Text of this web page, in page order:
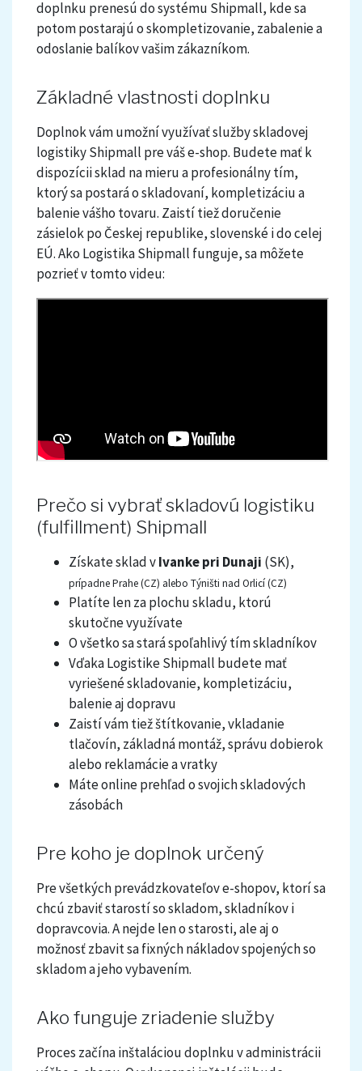
doplnku prenesú do systému Shipmall, kde sa
potom postarajú o skompletizovanie, zabalenie a
odoslanie balíkov vašim zákazníkom.
Základné vlastnosti doplnku
Doplnok vám umožní využívať služby skladovej
logistiky Shipmall pre váš e-shop. Budete mať k
dispozícii sklad na mieru a profesionálny tím,
ktorý sa postará o skladovaní, kompletizáciu a
balenie vášho tovaru. Zaistí tiež doručenie
zásielok po Českej republike, slovenské i do celej
EÚ. Ako Logistika Shipmall funguje, sa môžete
pozrieť v tomto videu:
Prečo si vybrať skladovú logistiku
(fulfillment) Shipmall
Získate sklad vIvanke pri Dunaji (SK),
prípadne Prahe (CZ) alebo Týništi nad Orlicí (CZ)
Platíte len za plochu skladu, ktorú
skutočne využívate
O všetko sa stará spoľahlivý tím skladníkov
Vďaka Logistike Shipmall budete mať
vyriešené skladovanie, kompletizáciu,
balenie aj dopravu
Zaistí vám tiež štítkovanie, vkladanie
tlačovín, základná montáž, správu dobierok
alebo reklamácie a vratky
Máte online prehľad o svojich skladových
zásobách
Pre koho je doplnok určený
Pre všetkých prevádzkovateľov e-shopov, ktorí sa
chcú zbaviť starostí so skladom, skladníkov i
dopravcovia. A nejde len o starosti, ale aj o
možnosť zbavit sa fixných nákladov spojených so
skladom a jeho vybavením.
Ako funguje zriadenie služby
Proces začína inštaláciou doplnku v administrácii